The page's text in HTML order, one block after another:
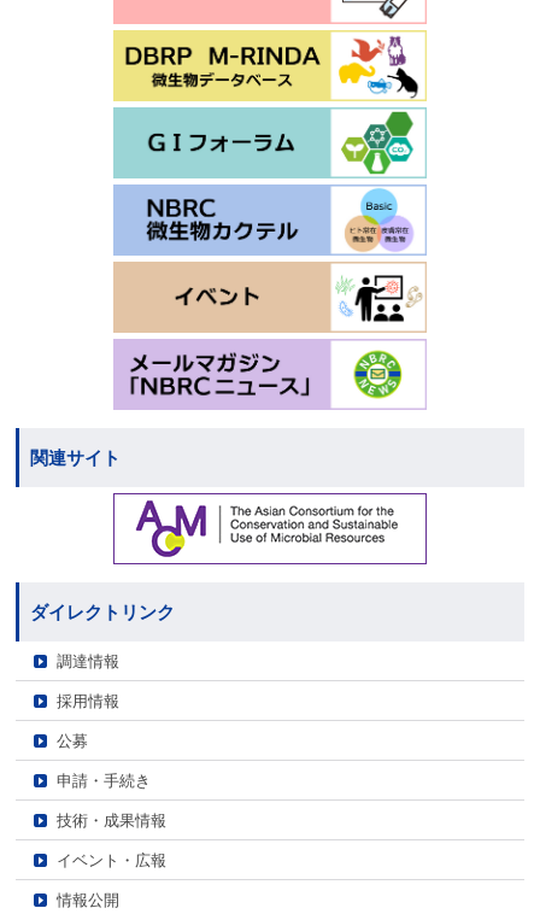
関連サイト
ダイレクトリンク
調達情報
採用情報
公募
申請・手続き
技術・成果情報
イベント・広報
情報公開